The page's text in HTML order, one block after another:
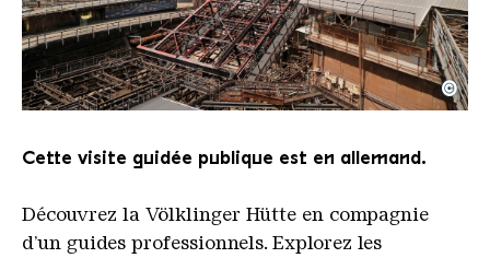
Le monte-charge incliné de la Völklinger Hütte
Copyright: Weltkulturerbe Völklinger Hütte | Karl
©
Cette visite guidée publique est en allemand.
Découvrez la Völklinger Hütte en compagnie
d’un guides professionnels. Explorez les